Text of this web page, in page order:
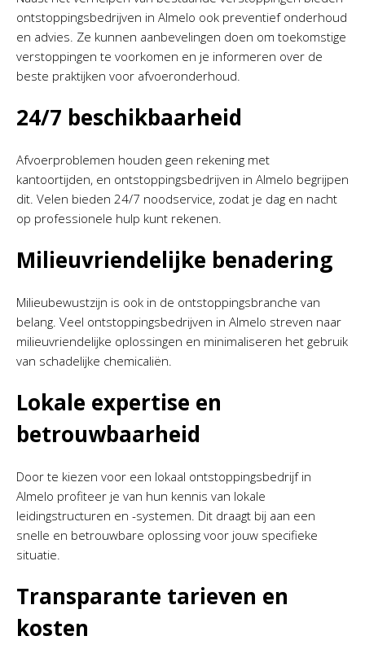
ontstoppingsbedrijven in Almelo ook preventief onderhoud
en advies. Ze kunnen aanbevelingen doen om toekomstige
verstoppingen te voorkomen en je informeren over de
beste praktijken voor afvoeronderhoud.
24/7 beschikbaarheid
Afvoerproblemen houden geen rekening met
kantoortijden, en ontstoppingsbedrijven in Almelo begrijpen
dit. Velen bieden 24/7 noodservice, zodat je dag en nacht
op professionele hulp kunt rekenen.
Milieuvriendelijke benadering
Milieubewustzijn is ook in de ontstoppingsbranche van
belang. Veel ontstoppingsbedrijven in Almelo streven naar
milieuvriendelijke oplossingen en minimaliseren het gebruik
van schadelijke chemicaliën.
Lokale expertise en
betrouwbaarheid
Door te kiezen voor een lokaal ontstoppingsbedrijf in
Almelo profiteer je van hun kennis van lokale
leidingstructuren en -systemen. Dit draagt bij aan een
snelle en betrouwbare oplossing voor jouw specifieke
situatie.
Transparante tarieven en
kosten